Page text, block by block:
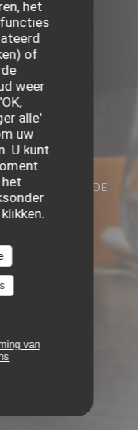
het
of
weer
alle'
uw
U kunt
van
45 RUE DE
LILLE